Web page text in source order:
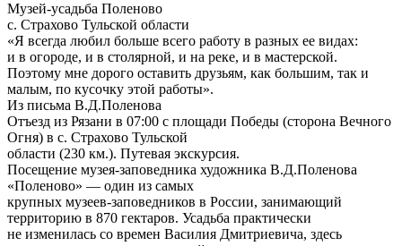
Музей-усадьба Поленово
с. Страхово Тульской области
«Я всегда любил больше всего работу в разных ее видах:
и в огороде, и в столярной, и на реке, и в мастерской.
Поэтому мне дорого оставить друзьям, как большим, так и
малым, по кусочку этой работы».
Из письма В.Д.Поленова
Отъезд из Рязани в 07:00 с площади Победы (сторона Вечного
Огня) в с. Страхово Тульской
области (230 км.). Путевая экскурсия.
Посещение музея-заповедника художника В.Д.Поленова
«Поленово» — один из самых
крупных музеев-заповедников в России, занимающий
территорию в 870 гектаров. Усадьба практически
не изменилась со времен Василия Дмитриевича, здесь